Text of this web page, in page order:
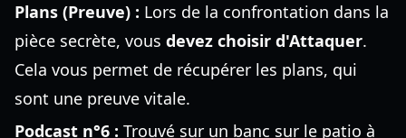
Plans (Preuve) : Lors de la confrontation dans la
pièce secrète, vous devez choisir d'Attaquer.
Cela vous permet de récupérer les plans, qui
sont une preuve vitale.
Podcast n°6 : Trouvé sur un banc sur le patio à